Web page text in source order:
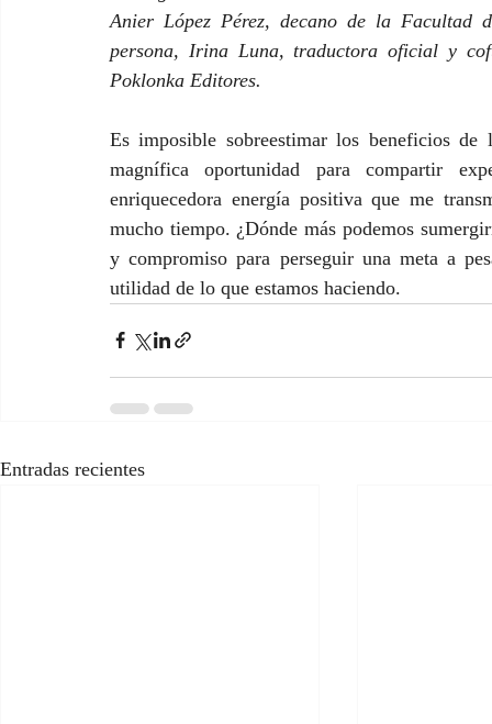
Anier López Pérez, decano de la
persona, Irina Luna, traductora oficial y
Poklonka Editores.
Es imposible sobreestimar los beneficios
magnífica oportunidad para compartir
enriquecedora energía positiva que me
mucho tiempo. ¿Dónde más podemos
y compromiso para perseguir una meta a
utilidad de lo que estamos haciendo.
Entradas recientes